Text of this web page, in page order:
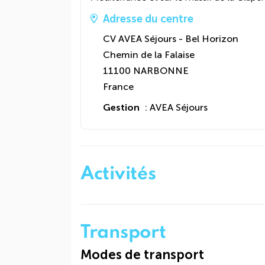
Adresse du centre
CV AVEA Séjours - Bel Horizon
Chemin de la Falaise
11100 NARBONNE
France
Gestion : AVEA Séjours
Activités
Transport
Modes de transport